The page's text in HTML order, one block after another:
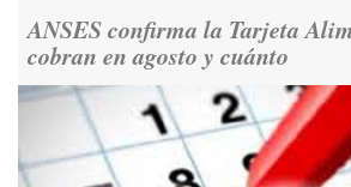
Consenso Patagónico
@consensopatagon
RT@caortega64
: 📢 MARCHAMOS
hasta San José 1111, hacia Plaza de
ANSES confirma la Tarjeta
cobran en agosto y cuánto